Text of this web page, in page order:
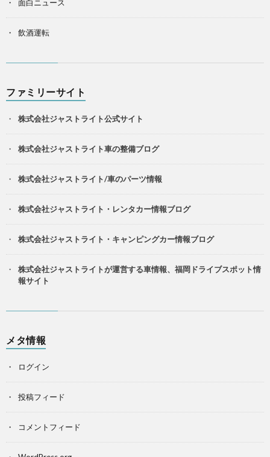
面白ニュース
飲酒運転
ファミリーサイト
株式会社ジャストライト公式サイト
株式会社ジャストライト車の整備ブログ
株式会社ジャストライト/車のパーツ情報
株式会社ジャストライト・レンタカー情報ブログ
株式会社ジャストライト・キャンピングカー情報ブログ
株式会社ジャストライトが運営する車情報、福岡ドライブスポット情
報サイト
メタ情報
ログイン
投稿フィード
コメントフィード